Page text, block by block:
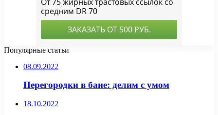
Популярные статьи
08.09.2022
Перегородки в бане: делим с умом
18.10.2022